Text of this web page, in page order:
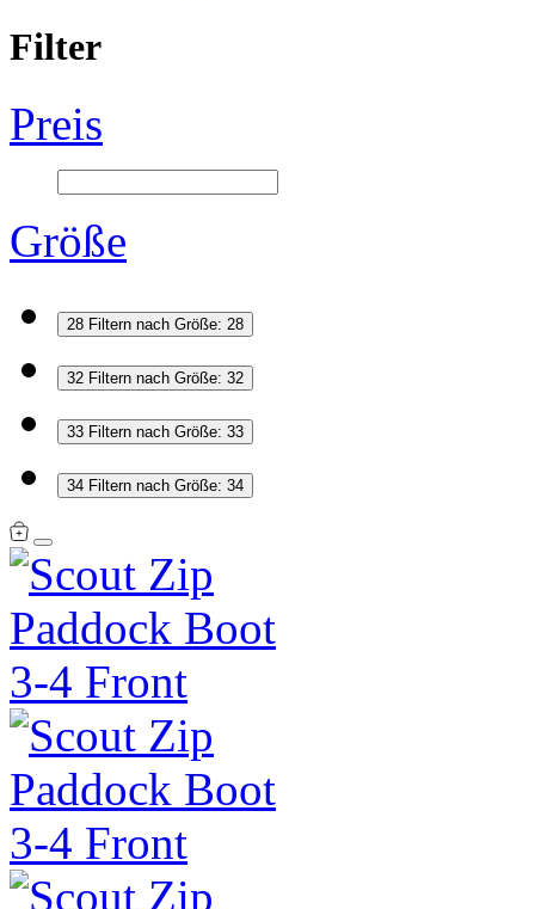
Filter
Preis
Größe
28 Filtern nach Größe: 28
32 Filtern nach Größe: 32
33 Filtern nach Größe: 33
34 Filtern nach Größe: 34